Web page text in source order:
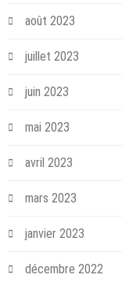
août 2023
juillet 2023
juin 2023
mai 2023
avril 2023
mars 2023
janvier 2023
décembre 2022